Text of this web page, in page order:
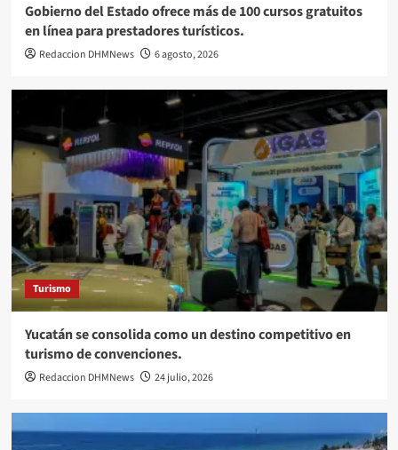
Gobierno del Estado ofrece más de 100 cursos gratuitos
en línea para prestadores turísticos.
Redaccion DHMNews 6 agosto, 2026
Turismo
Yucatán se consolida como un destino competitivo en
turismo de convenciones.
Redaccion DHMNews 24 julio, 2026